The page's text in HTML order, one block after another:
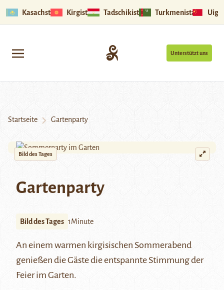
Kasachstan Kirgistan Tadschikistan Turkmenistan
Unterstützt uns
Startseite Gartenparty
Bild des Tages
Gartenparty
Bild des Tages 1Minute
An einem warmen kirgisischen Sommerabend
genießen die Gäste die entspannte Stimmung der
Feier im Garten.